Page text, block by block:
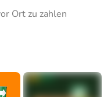
Ort zu zahlen